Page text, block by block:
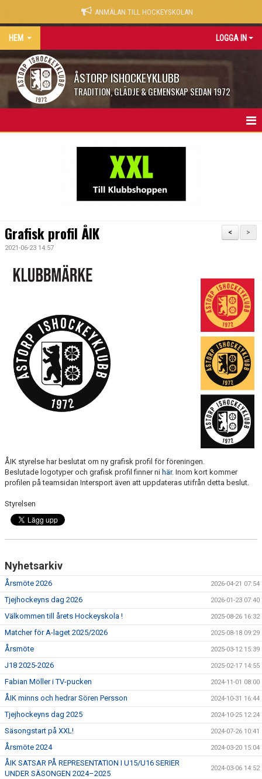
ANMÄLAN TILL HOCKEYSKOLAN
HEM LOGGA IN
ÅSTORP ISHOCKEYKLUBB
TRADITION, GLÄDJE & GEMENSKAP SEDAN 1972
LEGENDARER
TV-PUCKARE
VÅRA LEDARE
HISTORIA
DOKUMENT
>
<
Grafisk profil ÅIK
2021-06-23 14:57
ÅIK styrelse har beslutat om ny grafisk profil för föreningen.
Beslutade logotyper och grafisk profil finner ni här. Inom kort kommer
profilen på teamsidan Intersport även att uppdateras utifrån detta beslut.
Styrelsen
Nyhetsarkiv
Årsmöte 2026 2026-04-21 07:54
Tjejhockeyns dag 2026 2026-01-23 07:40
Välkommen till årets Hockeyskola ! 2025-08-26 16:32
Matcher för A-laget 2025/2026 2025-08-18 09:29
Årsmöte 2025-03-12 15:39
J18 2025-2026 2025-02-17 14:55
Fabian Möller i TV-pucken 2024-11-01 08:00
ÅIK minns och hedrar Sören Persson 2024-10-31 16:44
Tjejhockeyns dag 2025 2024-10-25 12:24
Säsongstart på XXL! 2024-07-26 10:41
Årsmöte 2024 2024-03-20 15:04
ÅIK SATSAR PÅ REPRESENTATION I U15/U16 SERIER
UNDER SÄSONGEN 2024–2025
2024-03-06 14:52